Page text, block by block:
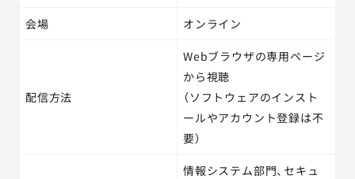
会場 オンライン
配信方法
Webブラウザの専用ページ
から視聴
（ソフトウェアのインスト
ールやアカウント登録は不
要）
情報システム部門、セキュ